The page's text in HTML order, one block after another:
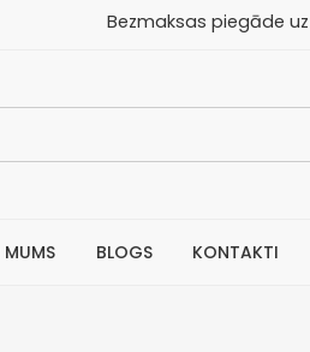
piegāde uz
MUMS BLOGS KONTAKTI